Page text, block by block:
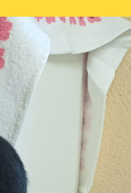
Ehrenamt
Gassigehen
Mitglied werden
Patenschaften
Katzen­futterplätze
Bundesfreiwilligendienst/Praktikum
Tierpension